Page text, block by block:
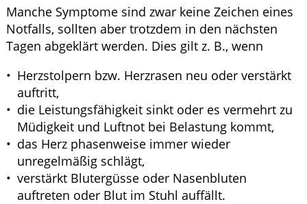
Manche Symptome sind zwar keine Zeichen eines
Notfalls, sollten aber trotzdem in den nächsten
Tagen abgeklärt werden. Dies gilt z. B., wenn
Herzstolpern bzw. Herzrasen neu oder verstärkt
auftritt,
die Leistungsfähigkeit sinkt oder es vermehrt zu
Müdigkeit und Luftnot bei Belastung kommt,
das Herz phasenweise immer wieder
unregelmäßig schlägt,
verstärkt Blutergüsse oder Nasenbluten
auftreten oder Blut im Stuhl auffällt.